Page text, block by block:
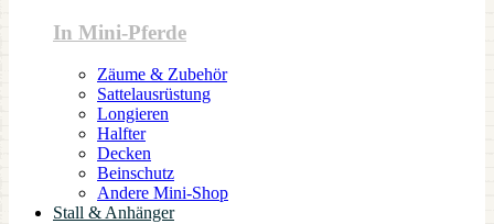
In Mini-Pferde
Zäume & Zubehör
Sattelausrüstung
Longieren
Halfter
Decken
Beinschutz
Andere Mini-Shop
Stall & Anhänger